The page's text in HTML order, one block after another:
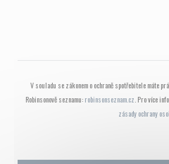
V souladu se zákonem o ochraně spotřebitele máte
Robinsonově seznamu: robinsonseznam.cz . Pro více
zásady ochrany